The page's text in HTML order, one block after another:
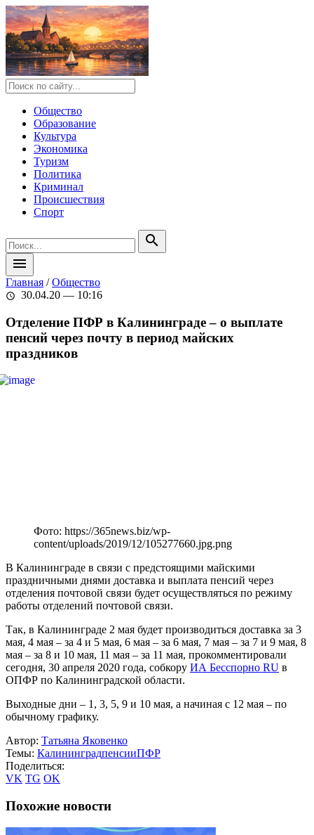
Общество
Образование
Культура
Экономика
Туризм
Политика
Криминал
Происшествия
Спорт
search
menu
Главная /Общество
schedule 30.04.20 — 10:16
Отделение ПФР в Калининграде – о выплате
пенсий через почту в период майских
праздников
Фото: https://365news.biz/wp-
content/uploads/2019/12/105277660.jpg.png
В Калининграде в связи с предстоящими майскими
праздничными днями доставка и выплата пенсий через
отделения почтовой связи будет осуществляться по режиму
работы отделений почтовой связи.
Так, в Калининграде 2 мая будет производиться доставка за 3
мая, 4 мая – за 4 и 5 мая, 6 мая – за 6 мая, 7 мая – за 7 и 9 мая, 8
мая – за 8 и 10 мая, 11 мая – за 11 мая, прокомментировали
сегодня, 30 апреля 2020 года, собкору ИА Бесспорно RU в
ОПФР по Калининградской области.
Выходные дни – 1, 3, 5, 9 и 10 мая, а начиная с 12 мая – по
обычному графику.
Автор: Татьяна Яковенко
Темы: КалининградпенсииПФР
Поделиться:
VK TG OK
Похожие новости